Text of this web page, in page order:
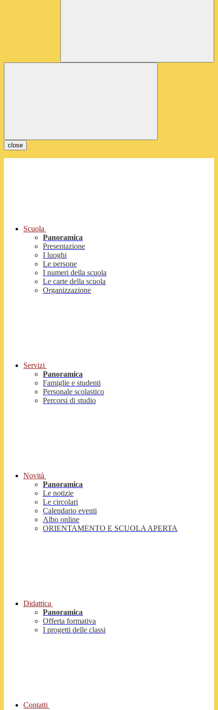
close
Scuola
Panoramica
Presentazione
I luoghi
Le persone
I numeri della scuola
Le carte della scuola
Organizzazione
Servizi
Panoramica
Famiglie e studenti
Personale scolastico
Percorsi di studio
Novità
Panoramica
Le notizie
Le circolari
Calendario eventi
Albo online
ORIENTAMENTO E SCUOLA APERTA
Didattica
Panoramica
Offerta formativa
I progetti delle classi
Contatti